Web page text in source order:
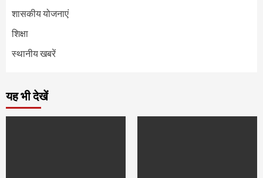
शासकीय योजनाएं
शिक्षा
स्थानीय खबरें
यह भी देखें